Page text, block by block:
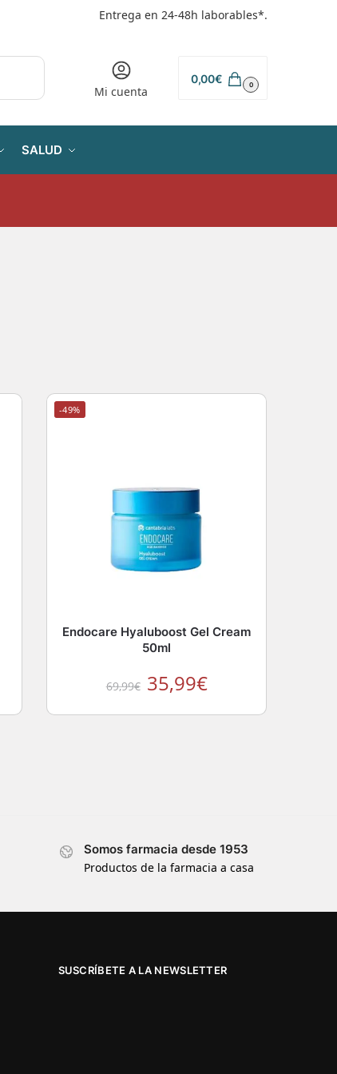
Entrega en 24-48h laborables*.
Mi cuenta
0,00€ 0
SALUD
-49%
Endocare Hyaluboost Gel Cream
50ml
69,99€ 35,99€
Somos farmacia desde 1953
Productos de la farmacia a casa
SUSCRÍBETE A LA NEWSLETTER